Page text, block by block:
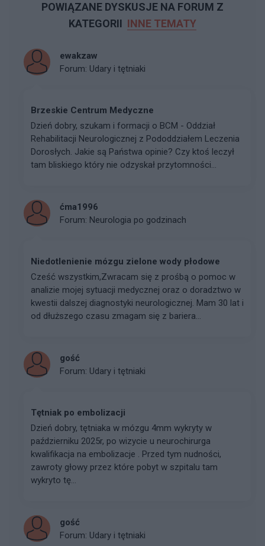
POWIĄZANE DYSKUSJE NA FORUM Z
KATEGORII INNE TEMATY
ewakzaw
Forum: Udary i tętniaki
Brzeskie Centrum Medyczne
Dzień dobry, szukam i formacji o BCM - Oddział
Rehabilitacji Neurologicznej z Pododdziałem Leczenia
Dorosłych. Jakie są Państwa opinie? Czy ktoś leczył
tam bliskiego który nie odzyskał przytomności...
ćma1996
Forum: Neurologia po godzinach
Niedotlenienie mózgu zielone wody płodowe
Cześć wszystkim, ​Zwracam się z prośbą o pomoc w
analizie mojej sytuacji medycznej oraz o doradztwo w
kwestii dalszej diagnostyki neurologicznej. Mam 30 lat i
od dłuższego czasu zmagam się z bariera...
gość
Forum: Udary i tętniaki
Tętniak po embolizacji
Dzień dobry, tętniaka w mózgu 4mm wykryty w
październiku 2025r, po wizycie u neurochirurga
kwalifikacja na embolizacje . Przed tym nudności,
zawroty głowy przez które pobyt w szpitalu tam
wykryto tę...
gość
Forum: Udary i tętniaki